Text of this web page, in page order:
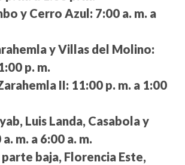
y Cerro Azul: 7:00 a. m. a
y Villas del Molino:
p. m.
II: 11:00 p. m. a 1:00
Luis Landa, Casabola y
m. a 6:00 a. m.
baja, Florencia Este,